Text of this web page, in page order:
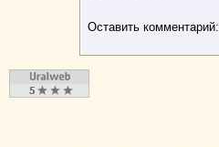
Оставить комментарий: